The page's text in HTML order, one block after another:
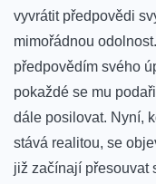
vyvrátit ⁢předpovědi
mimořádnou
předpovědím​ svého
pokaždé se mu
dále posilovat. Nyní,
‍stává​ realitou, se
již ⁣začínají přesouvat